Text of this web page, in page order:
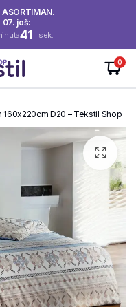
ASORTIMAN.
07. još:
40 sek.
0
D20 – Tekstil Shop